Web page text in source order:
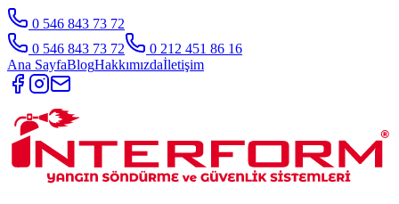
0 546 843 73 72
0 546 843 73 72
0 212 451 86 16
Ana SayfaBlogHakkımızdaİletişim